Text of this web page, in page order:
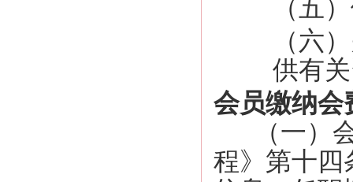
（五
（六
供有
会员缴纳会
（一）
程》第十四